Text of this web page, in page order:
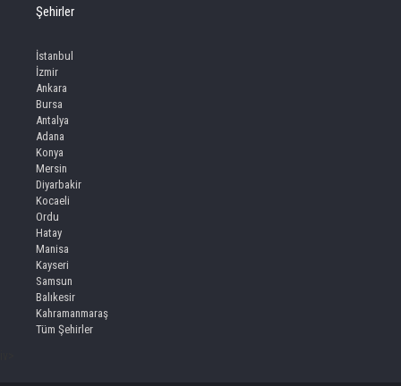
Şehirler
İstanbul
İzmir
Ankara
Bursa
Antalya
Adana
Konya
Mersin
Diyarbakir
Kocaeli
Ordu
Hatay
Manisa
Kayseri
Samsun
Balıkesir
Kahramanmaraş
Tüm Şehirler